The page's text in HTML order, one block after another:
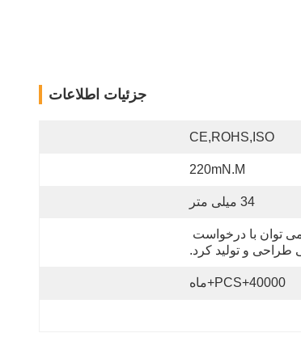
جزئیات اطلاعات
CE,ROHS,ISO
220mN.m
34 میلی متر
و تولید کرد.
40000+PCS+ماه